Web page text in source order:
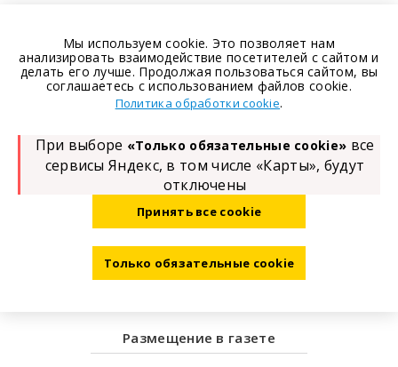
Размещение в газете
Мы используем cookie. Это позволяет нам
анализировать взаимодействие посетителей с сайтом и
делать его лучше. Продолжая пользоваться сайтом, вы
соглашаетесь с использованием файлов cookie.
Политика обработки cookie.
При выборе «Только обязательные cookie» все
сервисы Яндекс, в том числе «Карты», будут
отключены
Принять все cookie
Только обязательные cookie